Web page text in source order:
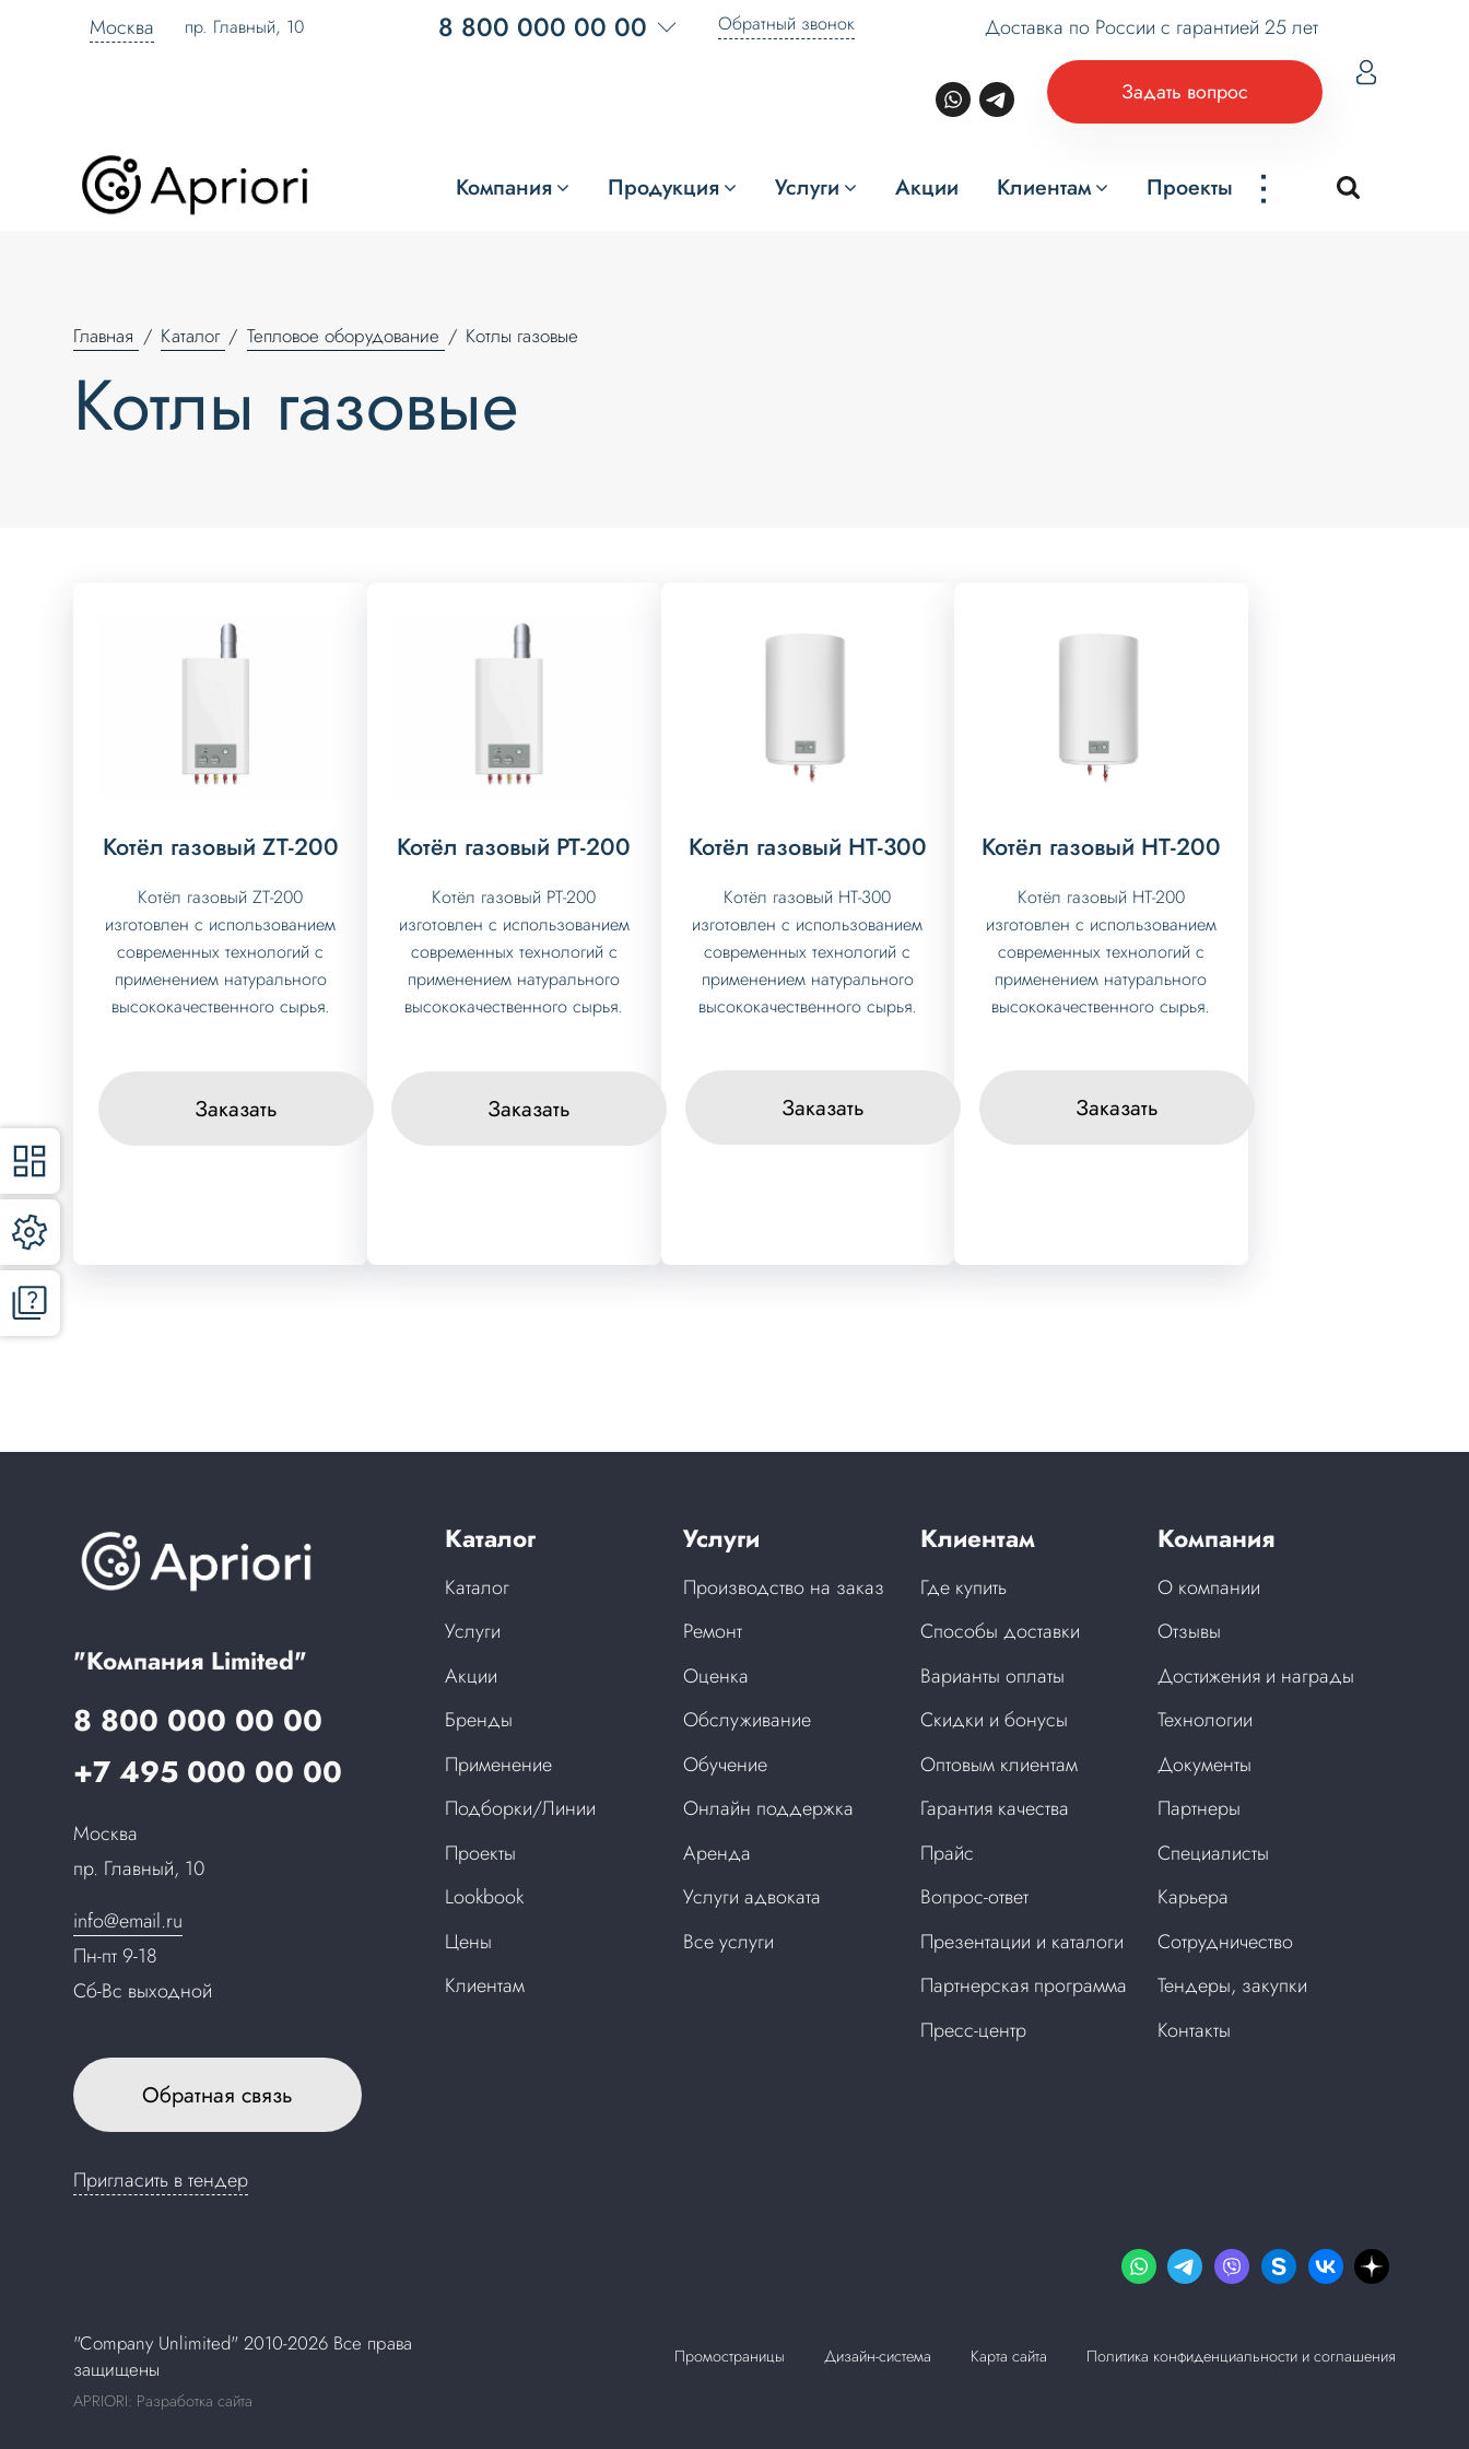
Москва пр. Главный, 10 8 800 000 00 00 Обратный звонок Доставка по России с гарантией 25 лет
Задать вопрос
Компания Продукция Услуги Акции Клиентам Проекты ...
Главная Каталог Тепловое оборудование Котлы газовые
Котлы газовые
Котёл газовый ZT-200
Котёл газовый ZT-200
изготовлен с использованием
современных технологий с
применением натурального
высококачественного сырья.
Заказать
Котёл газовый PT-200
Котёл газовый PT-200
изготовлен с использованием
современных технологий с
применением натурального
высококачественного сырья.
Заказать
Котёл газовый HT-300
Котёл газовый HT-300
изготовлен с использованием
современных технологий с
применением натурального
высококачественного сырья.
Заказать
Котёл газовый HT-200
Котёл газовый HT-200
изготовлен с использованием
современных технологий с
применением натурального
высококачественного сырья.
Заказать
"Компания Limited"
8 800 000 00 00
+7 495 000 00 00
Москва
пр. Главный, 10
info@email.ru
Пн-пт 9-18
Сб-Вс выходной
Обратная связь
Пригласить в тендер
Каталог
Каталог
Услуги
Акции
Бренды
Применение
Подборки/Линии
Проекты
Lookbook
Цены
Клиентам
Услуги
Производство на заказ
Ремонт
Оценка
Обслуживание
Обучение
Онлайн поддержка
Аренда
Услуги адвоката
Все услуги
Клиентам
Где купить
Способы доставки
Варианты оплаты
Скидки и бонусы
Оптовым клиентам
Гарантия качества
Прайс
Вопрос-ответ
Презентации и каталоги
Партнерская программа
Пресс-центр
Компания
О компании
Отзывы
Достижения и награды
Технологии
Документы
Партнеры
Специалисты
Карьера
Сотрудничество
Тендеры, закупки
Контакты
"Company Unlimited" 2010-2026 Все права
защищены
Промостраницы Дизайн-система Карта сайта Политика конфиденциальности и соглашения
APRIORI: Разработка сайта